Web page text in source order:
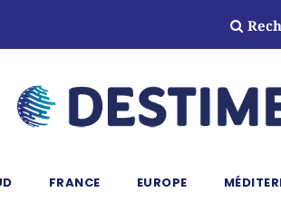
FRANCE EUROPE